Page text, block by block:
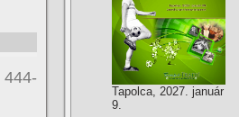
Tapolca, 2027. január
9.